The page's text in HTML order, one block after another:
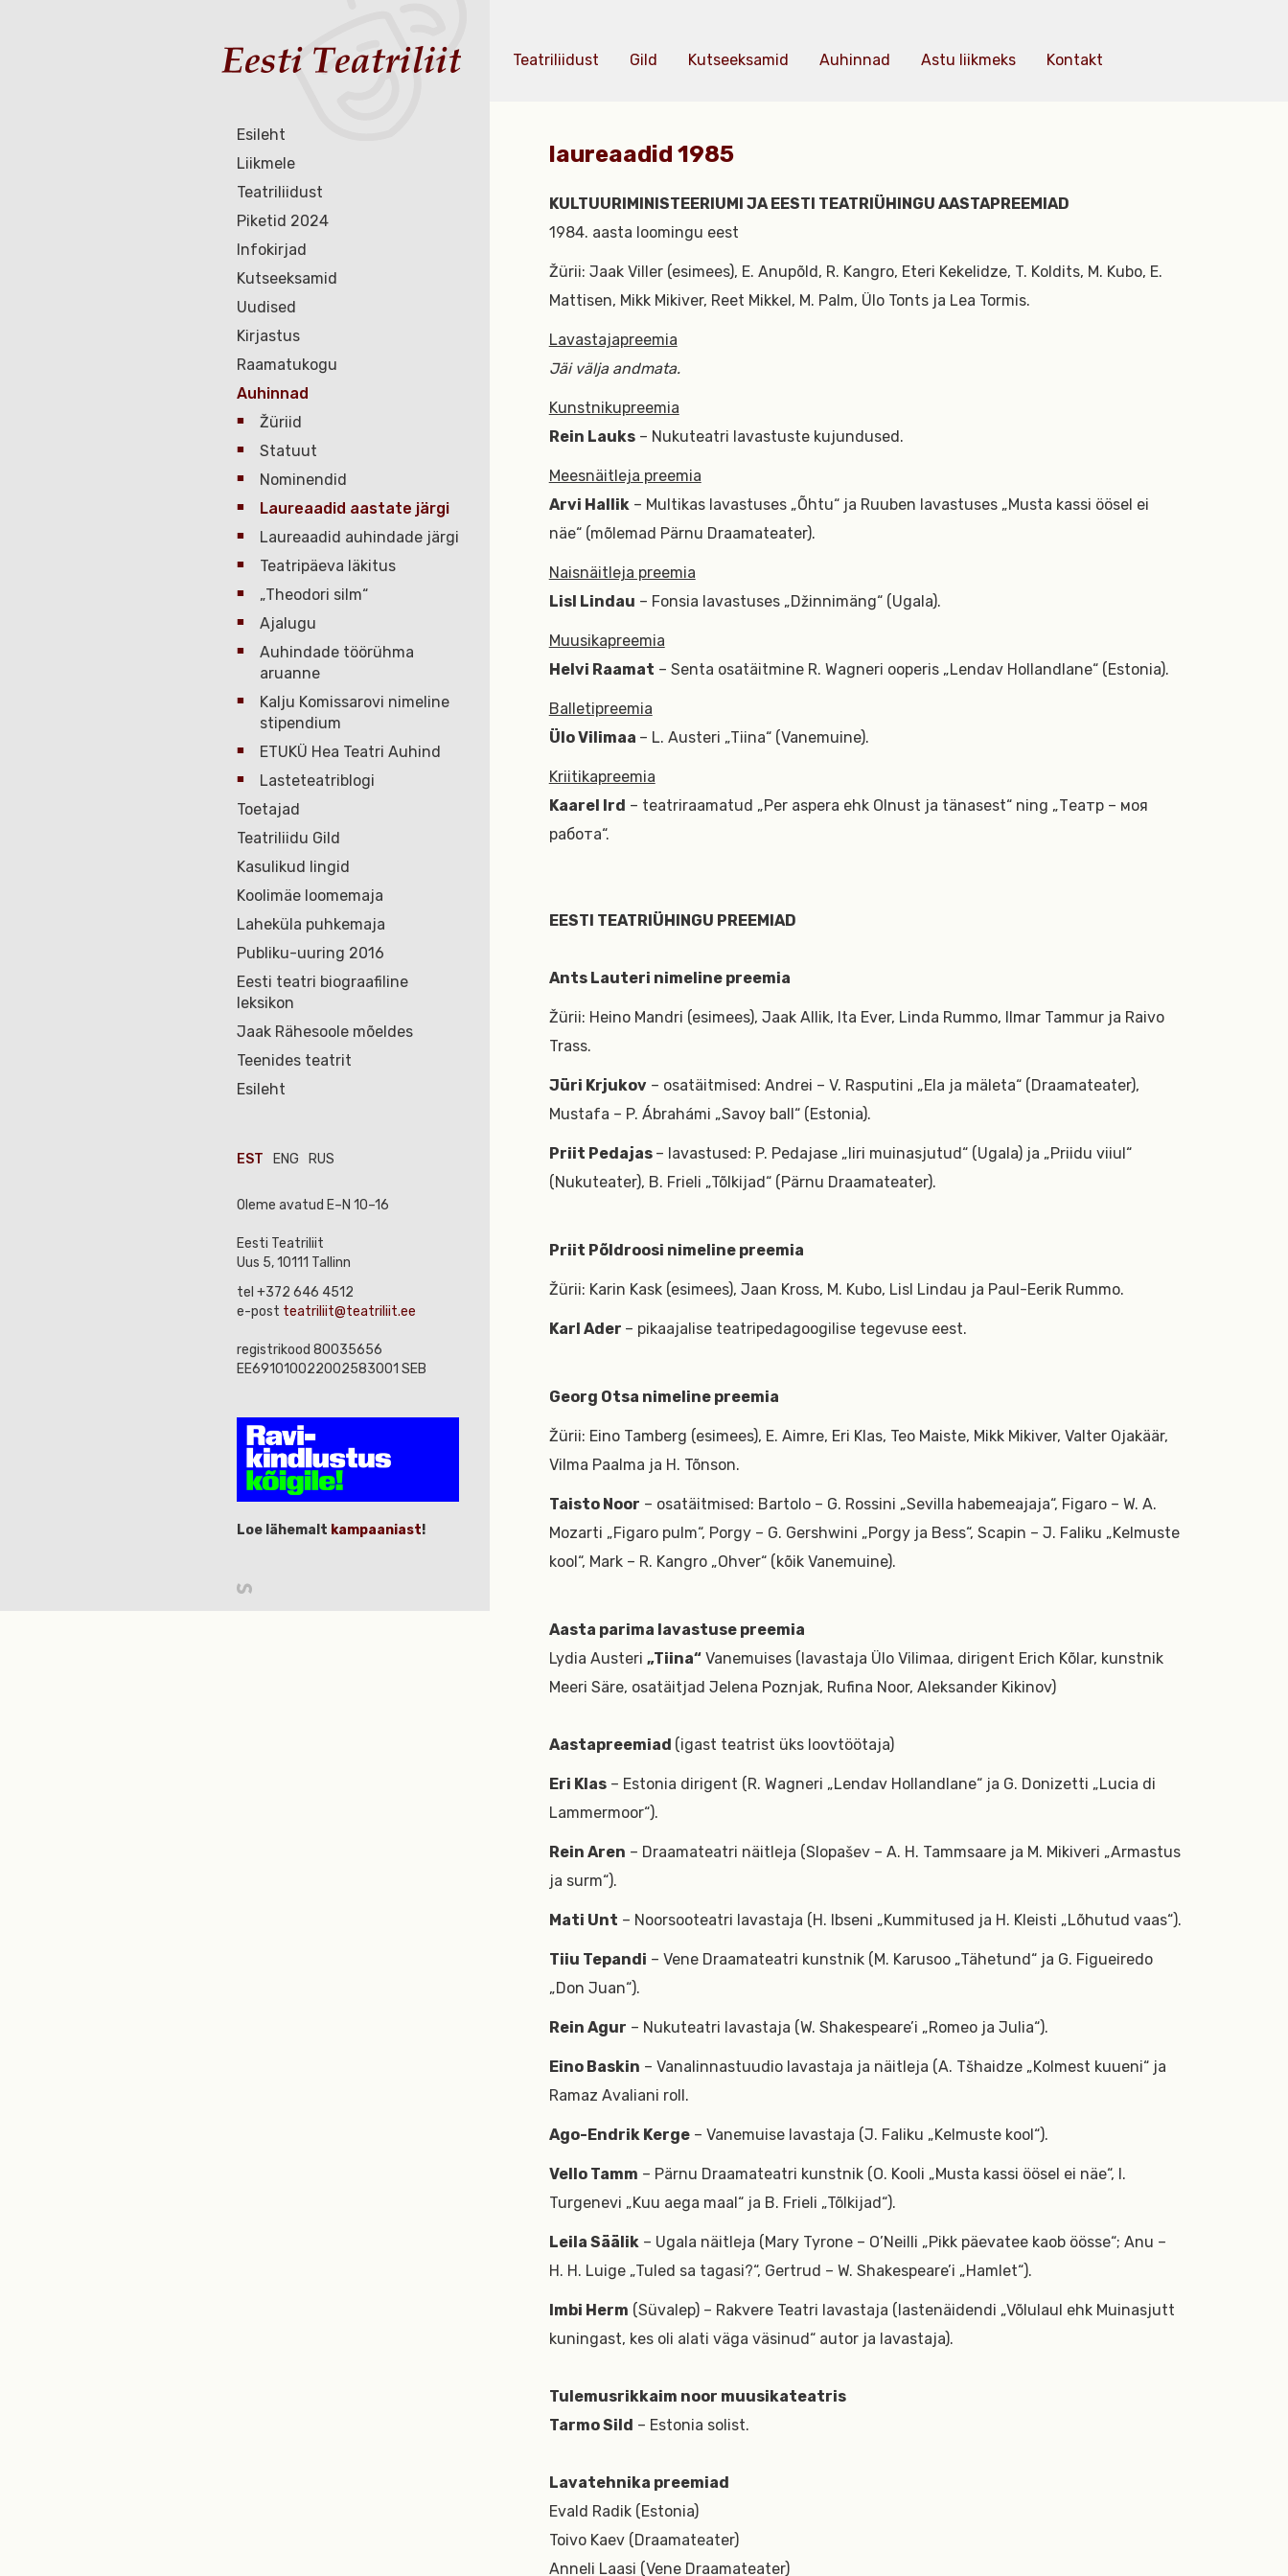
Esileht
Liikmele
Teatriliidust
Piketid 2024
Infokirjad
Kutseeksamid
Uudised
Kirjastus
Raamatukogu
Auhinnad
Žüriid
Statuut
Nominendid
Laureaadid aastate järgi
Laureaadid auhindade järgi
Teatripäeva läkitus
„Theodori silm“
Ajalugu
Auhindade töörühma
aruanne
Kalju Komissarovi nimeline
stipendium
ETUKÜ Hea Teatri Auhind
Lasteteatriblogi
Toetajad
Teatriliidu Gild
Kasulikud lingid
Koolimäe loomemaja
Laheküla puhkemaja
Publiku-uuring 2016
Eesti teatri biograafiline
leksikon
Jaak Rähesoole mõeldes
Teenides teatrit
Esileht
EST ENG RUS
Oleme avatud E–N 10–16
Eesti Teatriliit
Uus 5, 10111 Tallinn
tel +372 646 4512
e-post teatriliit@teatriliit.ee
registrikood 80035656
EE691010022002583001 SEB
Loe lähemalt kampaaniast!
Teatriliidust Gild Kutseeksamid Auhinnad Astu liikmeks Kontakt
laureaadid 1985
KULTUURIMINISTEERIUMI JA EESTI TEATRIÜHINGU AASTAPREEMIAD
1984. aasta loomingu eest
Žürii: Jaak Viller (esimees), E. Anupõld, R. Kangro, Eteri Kekelidze, T. Koldits, M. Kubo, E.
Mattisen, Mikk Mikiver, Reet Mikkel, M. Palm, Ülo Tonts ja Lea Tormis.
Lavastajapreemia
Jäi välja andmata.
Kunstnikupreemia
Rein Lauks– Nukuteatri lavastuste kujundused.
Meesnäitleja preemia
Arvi Hallik– Multikas lavastuses „Õhtu“ ja Ruuben lavastuses „Musta kassi öösel ei
näe“ (mõlemad Pärnu Draamateater).
Naisnäitleja preemia
Lisl Lindau – Fonsia lavastuses „Džinnimäng“ (Ugala).
Muusikapreemia
Helvi Raamat – Senta osatäitmine R. Wagneri ooperis „Lendav Hollandlane“ (Estonia).
Balletipreemia
Ülo Vilimaa – L. Austeri „Tiina“ (Vanemuine).
Kriitikapreemia
Kaarel Ird – teatriraamatud „Per aspera ehk Olnust ja tänasest“ ning „Театр – моя
работа“.
EESTI TEATRIÜHINGU PREEMIAD
Ants Lauteri nimeline preemia
Žürii: Heino Mandri (esimees), Jaak Allik, Ita Ever, Linda Rummo, Ilmar Tammur ja Raivo
Trass.
Jüri Krjukov– osatäitmised: Andrei – V. Rasputini „Ela ja mäleta“ (Draamateater),
Mustafa – P. Ábrahámi „Savoy ball“ (Estonia).
Priit Pedajas – lavastused: P. Pedajase „Iiri muinasjutud“ (Ugala) ja „Priidu viiul“
(Nukuteater), B. Frieli „Tõlkijad“ (Pärnu Draamateater).
Priit Põldroosi nimeline preemia
Žürii: Karin Kask (esimees), Jaan Kross, M. Kubo, Lisl Lindau ja Paul-Eerik Rummo.
Karl Ader – pikaajalise teatripedagoogilise tegevuse eest.
Georg Otsa nimeline preemia
Žürii: Eino Tamberg (esimees), E. Aimre, Eri Klas, Teo Maiste, Mikk Mikiver, Valter Ojakäär,
Vilma Paalma ja H. Tõnson.
Taisto Noor – osatäitmised: Bartolo – G. Rossini „Sevilla habemeajaja“, Figaro – W. A.
Mozarti „Figaro pulm“, Porgy – G. Gershwini „Porgy ja Bess“, Scapin – J. Faliku „Kelmuste
kool“, Mark – R. Kangro „Ohver“ (kõik Vanemuine).
Aasta parima lavastuse preemia
Lydia Austeri „Tiina“Vanemuises (lavastaja Ülo Vilimaa, dirigent Erich Kõlar, kunstnik
Meeri Säre, osatäitjad Jelena Poznjak, Rufina Noor, Aleksander Kikinov)
Aastapreemiad (igast teatrist üks loovtöötaja)
Eri Klas– Estonia dirigent (R. Wagneri „Lendav Hollandlane“ ja G. Donizetti „Lucia di
Lammermoor“).
Rein Aren – Draamateatri näitleja (Slopašev – A. H. Tammsaare ja M. Mikiveri „Armastus
ja surm“).
Mati Unt – Noorsooteatri lavastaja (H. Ibseni „Kummitused ja H. Kleisti „Lõhutud vaas“).
Tiiu Tepandi – Vene Draamateatri kunstnik (M. Karusoo „Tähetund“ ja G. Figueiredo
„Don Juan“).
Rein Agur – Nukuteatri lavastaja (W. Shakespeare’i „Romeo ja Julia“).
Eino Baskin – Vanalinnastuudio lavastaja ja näitleja (A. Tšhaidze „Kolmest kuueni“ ja
Ramaz Avaliani roll.
Ago-Endrik Kerge– Vanemuise lavastaja (J. Faliku „Kelmuste kool“).
Vello Tamm – Pärnu Draamateatri kunstnik (O. Kooli „Musta kassi öösel ei näe“, I.
Turgenevi „Kuu aega maal“ ja B. Frieli „Tõlkijad“).
Leila Säälik– Ugala näitleja (Mary Tyrone – O’Neilli „Pikk päevatee kaob öösse“; Anu –
H. H. Luige „Tuled sa tagasi?“, Gertrud – W. Shakespeare’i „Hamlet“).
Imbi Herm (Süvalep) – Rakvere Teatri lavastaja (lastenäidendi „Võlulaul ehk Muinasjutt
kuningast, kes oli alati väga väsinud“ autor ja lavastaja).
Tulemusrikkaim noor muusikateatris
Tarmo Sild – Estonia solist.
Lavatehnika preemiad
Evald Radik (Estonia)
Toivo Kaev (Draamateater)
Anneli Laasi (Vene Draamateater)